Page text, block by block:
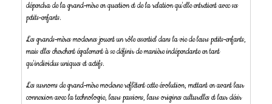
dépendra de la grand-mère en question et de la relation qu'elle entretient avec ses
petits-enfants.
Les grands-mères modernes jouent un rôle essentiel dans la vie de leurs petits-enfants,
mais elles cherchent également à se définir de manière indépendante en tant
qu'individus uniques et actifs.
Les surnoms de grand-mère moderne reflètent cette évolution, mettant en avant leur
connexion avec la technologie, leurs passions, leurs origines culturelles et leur désir